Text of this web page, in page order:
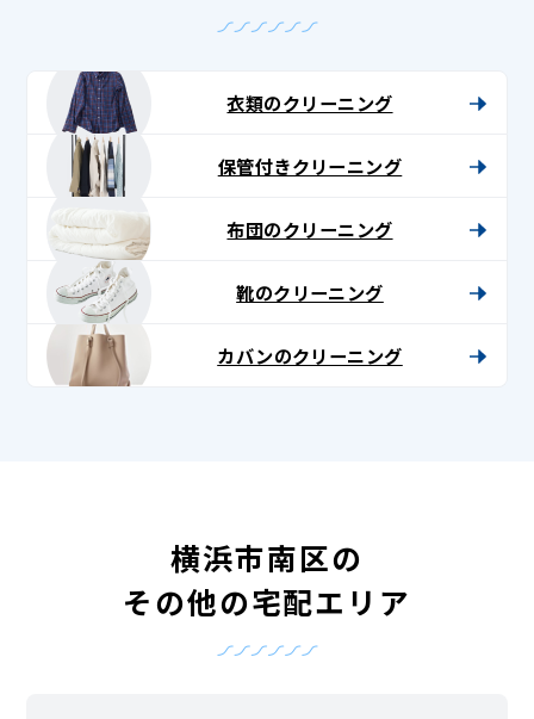
衣類のクリーニング
保管付きクリーニング
布団のクリーニング
靴のクリーニング
カバンのクリーニング
横浜市南区の
その他の宅配エリア